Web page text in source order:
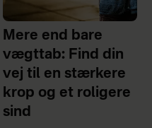
Mere end bare
vægttab: Find din
vej til en stærkere
krop og et roligere
sind